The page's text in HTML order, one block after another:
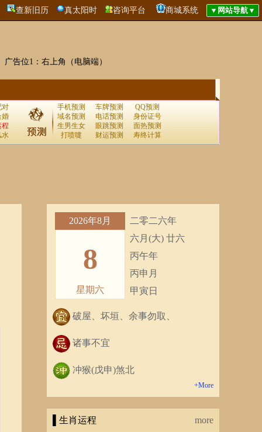
查新旧历 真太阳时 咨询平台 商城系统
广告位1：右上角（电脑端）
对
婚
程
水
手机预测 车牌预测
QQ预测
域名预测
电话预测
身份证号
生男生女
眼跳预测
面热预测
打喷嚏
财运预测 寿终计算
2026年8月
8
星期六
二零二六年
六月(大) 廿六
丙午年
丙申月
甲寅日
破屋、坏垣、余事勿取、
诸事不宜
冲猴(戊申)煞北
+More
▌生肖运程 more